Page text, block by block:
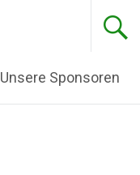
Unsere Sponsoren